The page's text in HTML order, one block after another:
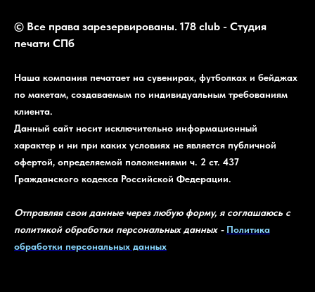
© Все права зарезервированы. 178 club - Студия
печати СПб
Наша компания печатает на сувенирах, футболках и бейджах
по макетам, создаваемым по индивидуальным требованиям
клиента.
Данный сайт носит исключительно информационный
характер и ни при каких условиях не является публичной
офертой, определяемой положениями ч. 2 ст. 437
Гражданского кодекса Российской Федерации.
Отправляя свои данные через любую форму, я соглашаюсь с
политикой обработки персональных данных - Политика
обработки персональных данных